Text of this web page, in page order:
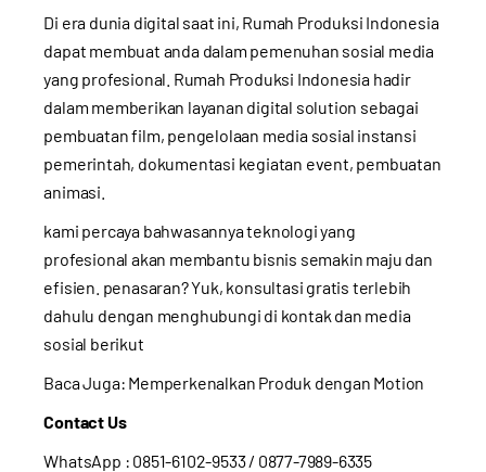
Di era dunia digital saat ini, Rumah Produksi Indonesia
dapat membuat anda dalam pemenuhan sosial media
yang profesional. Rumah Produksi Indonesia hadir
dalam memberikan layanan digital solution sebagai
pembuatan film, pengelolaan media sosial instansi
pemerintah, dokumentasi kegiatan event, pembuatan
animasi.
kami percaya bahwasannya teknologi yang
profesional akan membantu bisnis semakin maju dan
efisien. penasaran? Yuk, konsultasi gratis terlebih
dahulu dengan menghubungi di kontak dan media
sosial berikut
Baca Juga: Memperkenalkan Produk dengan Motion
Contact Us
WhatsApp : 0851-6102-9533/ 0877-7989-6335